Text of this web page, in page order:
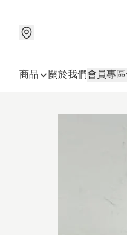
商品 關於我們會員專區